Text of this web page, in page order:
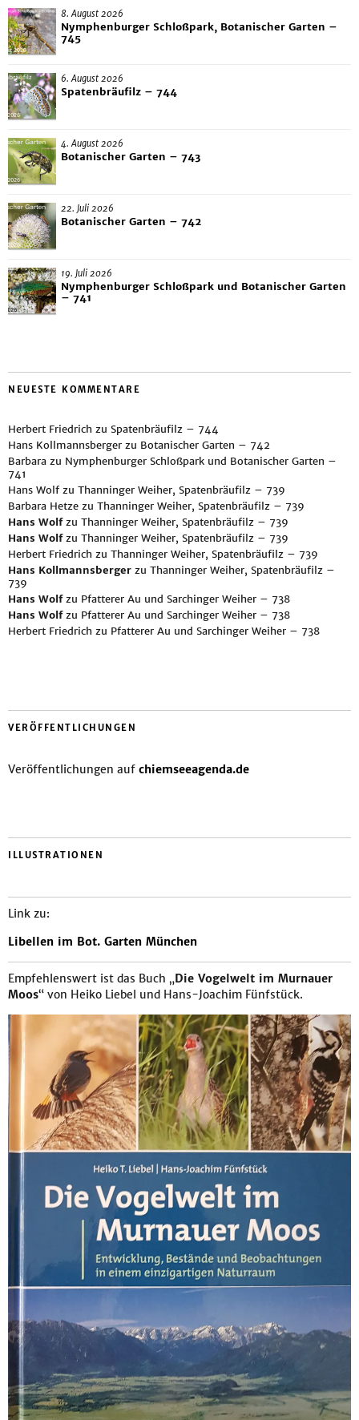
8. August 2026
Nymphenburger Schloßpark, Botanischer Garten –
745
6. August 2026
Spatenbräufilz – 744
4. August 2026
Botanischer Garten – 743
22. Juli 2026
Botanischer Garten – 742
19. Juli 2026
Nymphenburger Schloßpark und Botanischer Garten
– 741
NEUESTE KOMMENTARE
Herbert Friedrich zu Spatenbräufilz – 744
Hans Kollmannsberger zu Botanischer Garten – 742
Barbara zu Nymphenburger Schloßpark und Botanischer Garten –
741
Hans Wolf zu Thanninger Weiher, Spatenbräufilz – 739
Barbara Hetze zu Thanninger Weiher, Spatenbräufilz – 739
Hans Wolfzu Thanninger Weiher, Spatenbräufilz – 739
Hans Wolfzu Thanninger Weiher, Spatenbräufilz – 739
Herbert Friedrich zu Thanninger Weiher, Spatenbräufilz – 739
Hans Kollmannsberger zu Thanninger Weiher, Spatenbräufilz –
739
Hans Wolfzu Pfatterer Au und Sarchinger Weiher – 738
Hans Wolfzu Pfatterer Au und Sarchinger Weiher – 738
Herbert Friedrich zu Pfatterer Au und Sarchinger Weiher – 738
VERÖFFENTLICHUNGEN
Veröffentlichungen auf chiemseeagenda.de
ILLUSTRATIONEN
Link zu:
Libellen im Bot. Garten München
Empfehlenswert ist das Buch „Die Vogelwelt im Murnauer
Moos“ von Heiko Liebel und Hans-Joachim Fünfstück.